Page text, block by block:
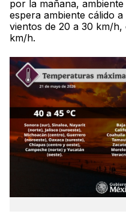
por la mañana,
espera ambiente cálido
vientos de 20 a 30 km/
km/h.